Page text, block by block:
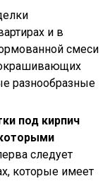
и в
смеси
окрашивающих
разнообразные
под кирпич
следует
которые имеет